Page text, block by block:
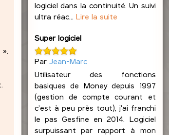
logiciel dans la continuité. Un suivi
ultra réac... Lire la suite
Super logiciel
Par Jean-Marc
Utilisateur des fonctions
basiques de Money depuis 1997
(gestion de compte courant et
c'est à peu près tout), j'ai franchi
le pas Gesfine en 2014. Logiciel
surpuissant par rapport à mon